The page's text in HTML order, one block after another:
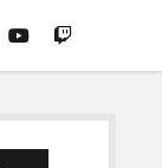
youtubetwitch